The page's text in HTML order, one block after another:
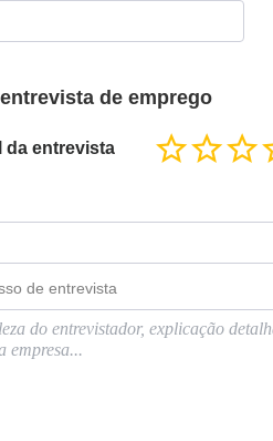
de emprego
da entrevista
de entrevista